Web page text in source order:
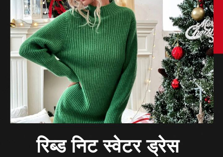
रिब्ड निट स्वेटर ड्रेस